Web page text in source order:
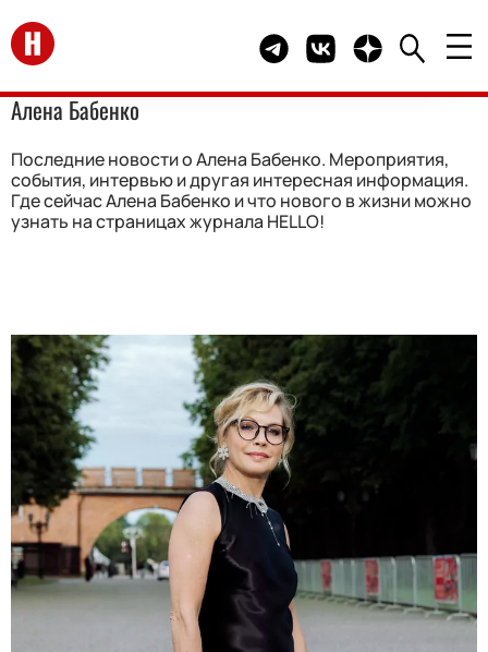
Перейти на главную Telegram канал HELLO
Группа HELLO
Канал HELLO в
Алена Бабенко
Последние новости о Алена Бабенко. Мероприятия,
события, интервью и другая интересная информация.
Где сейчас Алена Бабенко и что нового в жизни можно
узнать на страницах журнала HELLO!